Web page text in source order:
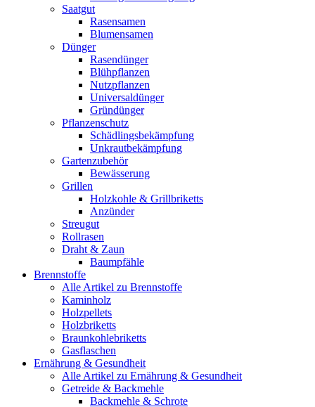
Saatgut
Rasensamen
Blumensamen
Dünger
Rasendünger
Blühpflanzen
Nutzpflanzen
Universaldünger
Gründünger
Pflanzenschutz
Schädlingsbekämpfung
Unkrautbekämpfung
Gartenzubehör
Bewässerung
Grillen
Holzkohle & Grillbriketts
Anzünder
Streugut
Rollrasen
Draht & Zaun
Baumpfähle
Brennstoffe
Alle Artikel zu Brennstoffe
Kaminholz
Holzpellets
Holzbriketts
Braunkohlebriketts
Gasflaschen
Ernährung & Gesundheit
Alle Artikel zu Ernährung & Gesundheit
Getreide & Backmehle
Backmehle & Schrote